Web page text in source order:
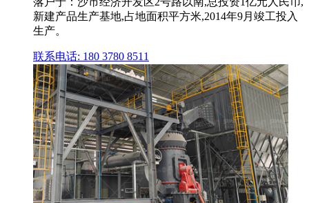
新建产品生产基地,占地面积平方米,2014年9月竣工投入
生产。
联系电话: 180 3780 8511